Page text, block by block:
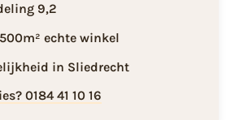
9,2
echte winkel
in Sliedrecht
0184 41 10 16